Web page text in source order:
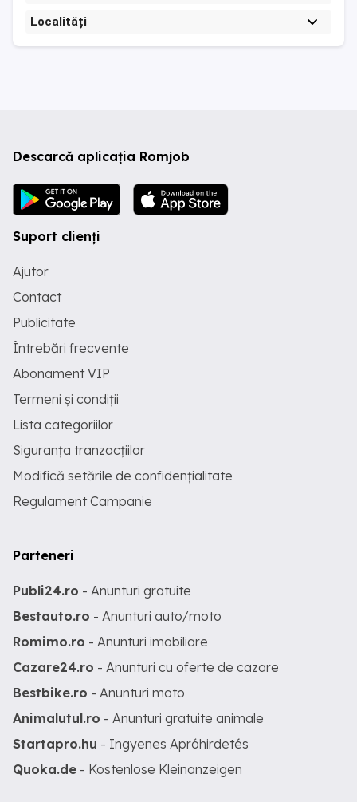
Localități
Descarcă aplicația Romjob
Suport clienți
Ajutor
Contact
Publicitate
Întrebări frecvente
Abonament VIP
Termeni și condiții
Lista categoriilor
Siguranța tranzacțiilor
Modifică setările de confidențialitate
Regulament Campanie
Parteneri
Publi24.ro - Anunturi gratuite
Bestauto.ro - Anunturi auto/moto
Romimo.ro - Anunturi imobiliare
Cazare24.ro - Anunturi cu oferte de cazare
Bestbike.ro - Anunturi moto
Animalutul.ro - Anunturi gratuite animale
Startapro.hu - Ingyenes Apróhirdetés
Quoka.de - Kostenlose Kleinanzeigen